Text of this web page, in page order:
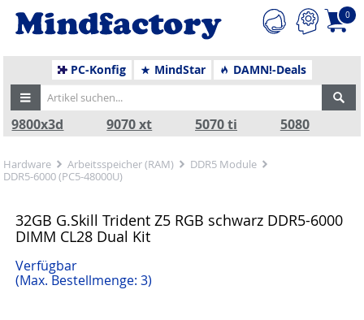
0
PC-Konfig MindStar DAMN!-Deals
9800x3d 9070 xt 5070 ti 5080
Hardware Arbeitsspeicher (RAM)
DDR5 Module
DDR5-6000 (PC5-48000U)
32GB G.Skill Trident Z5 RGB schwarz DDR5-6000
DIMM CL28 Dual Kit
Verfügbar
(Max. Bestellmenge: 3)